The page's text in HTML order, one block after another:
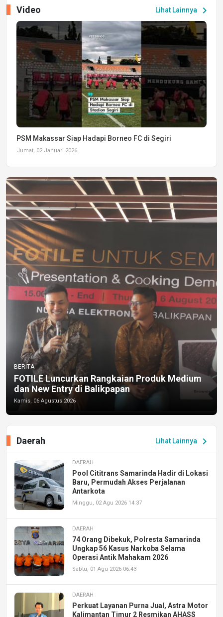
Lihat Lainnya chevron_right
Video
PSM Makassar Siap Hadapi Borneo FC di Segiri
Jumat, 02 Januari 2026
BERITA
FOTILE Luncurkan Rangkaian Produk Medium
dan New Entry di Balikpapan
Kamis, 06 Agustus 2026
Lihat Lainnya chevron_right
Daerah
DAERAH
Pool Cititrans Samarinda Hadir di Lokasi
Baru, Permudah Akses Perjalanan
Antarkota
Minggu, 02 Agu 2026 14:37
DAERAH
74 Orang Dibekuk, Polresta Samarinda
Ungkap 56 Kasus Narkoba Selama
Operasi Antik Mahakam 2026
Sabtu, 01 Agu 2026 06:43
DAERAH
Perkuat Layanan Purna Jual, Astra Motor
Kalimantan Timur 2 Resmikan AHASS